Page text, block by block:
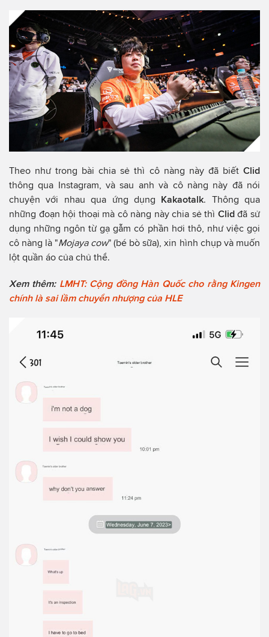
Theo như trong bài chia sẻ thì cô nàng này đã biết Clid
thông qua Instagram, và sau anh và cô nàng này đã nói
chuyện với nhau qua ứng dụng Kakaotalk. Thông qua
những đoạn hội thoại mà cô nàng này chia sẻ thì Clidđã sử
dụng những ngôn từ gạ gẫm có phần hơi thô, như việc gọi
cô nàng là "Mojaya cow" (bé bò sữa), xin hình chụp và muốn
lột quần áo của chủ thể.
Xem thêm: LMHT: Cộng đồng Hàn Quốc cho rằng Kingen
chính là sai lầm chuyển nhượng của HLE